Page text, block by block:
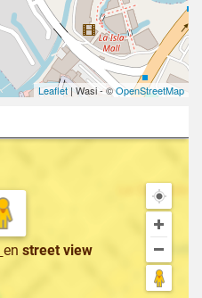
Leaflet | Wasi - ©OpenStreetMap
en street view